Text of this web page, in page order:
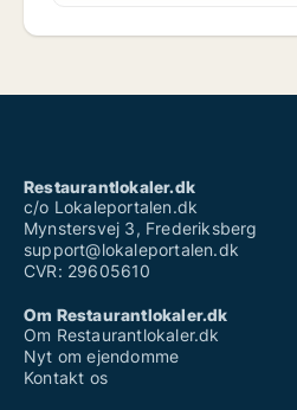
Restaurantlokaler.dk
c/o Lokaleportalen.dk
Mynstersvej 3, Frederiksberg
support@lokaleportalen.dk
CVR: 29605610
Om Restaurantlokaler.dk
Om Restaurantlokaler.dk
Nyt om ejendomme
Kontakt os